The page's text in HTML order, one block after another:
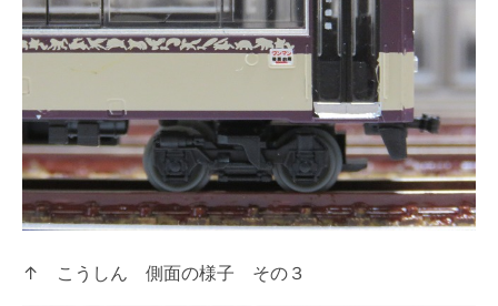
↑ こうしん 側面の様子 その３